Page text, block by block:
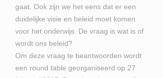
gaat. Ook zijn we het eens dat er een
duidelijke visie en beleid moet komen
voor het onderwijs. De vraag is wat is of
wordt ons beleid?
Om deze vraag te beantwoorden wordt
een round table georganiseerd op 27